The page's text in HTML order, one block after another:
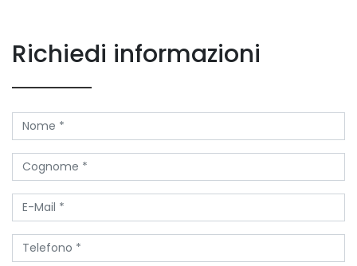
Richiedi informazioni